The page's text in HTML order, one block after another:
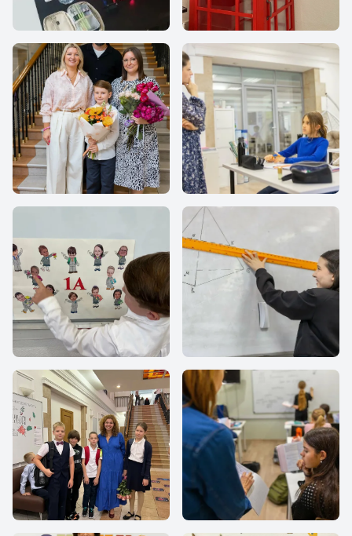
Все Вместе Все Вместе
Все Вместе
Все Вместе Все Вместе